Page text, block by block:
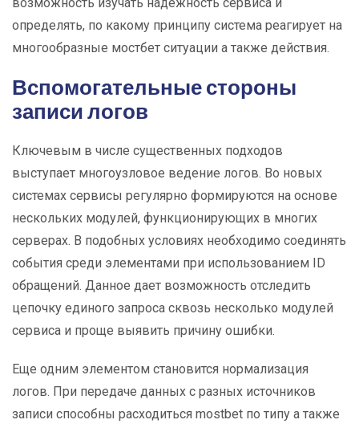
определять, по какому принципу система реагирует на
многообразные мостбет ситуации а также действия.
Вспомогательные стороны
записи логов
Ключевым в числе существенных подходов
выступает многоузловое ведение логов. Во новых
системах сервисы регулярно формируются на основе
нескольких модулей, функционирующих в многих
серверах. В подобных условиях необходимо соединять
события среди элементами при использованием ID
обращений. Данное дает возможность отследить
цепочку единого запроса сквозь несколько модулей
сервиса и проще выявить причину ошибки.
Еще одним элементом становится нормализация
логов. При передаче данных с разных источников
записи способны расходиться mostbet по типу а также